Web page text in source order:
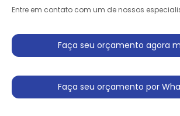
Entre em contato com um de nossos
Faça seu orçamento agora
Faça seu orçamento por